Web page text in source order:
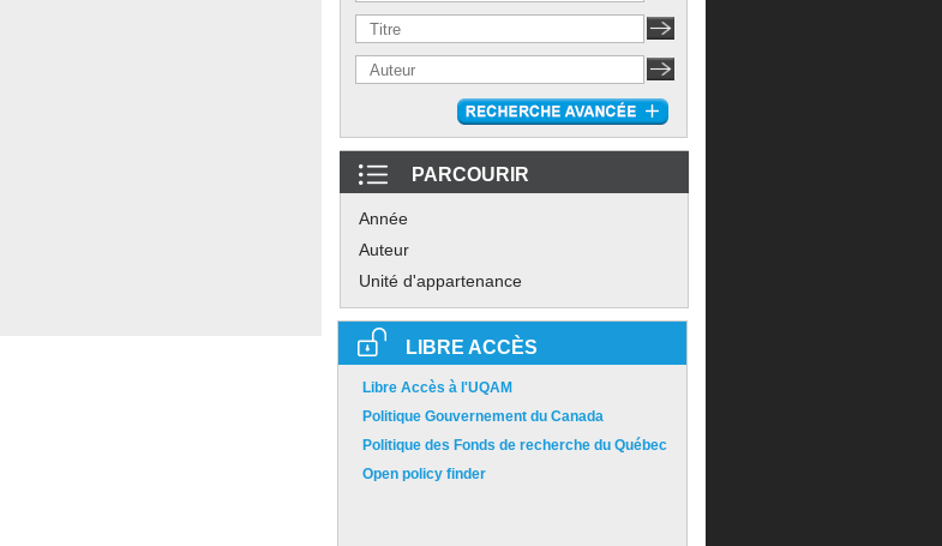
PARCOURIR
Année
Auteur
Unité d'appartenance
LIBRE ACCÈS
Libre Accès à l'UQAM
Politique Gouvernement du Canada
Politique des Fonds de recherche du Québec
Open policy finder